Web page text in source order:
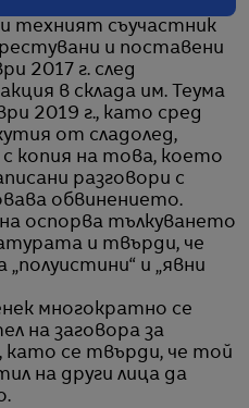
техният съучастник
и поставени
2017 г. след
в склада им. Теума
2019 г., като сред
от сладолед,
копия на това, което
разговори с
обвинението.
оспорва тълкуването
и твърди, че
и „явни
многократно се
на заговора за
като се твърди, че той
на други лица да